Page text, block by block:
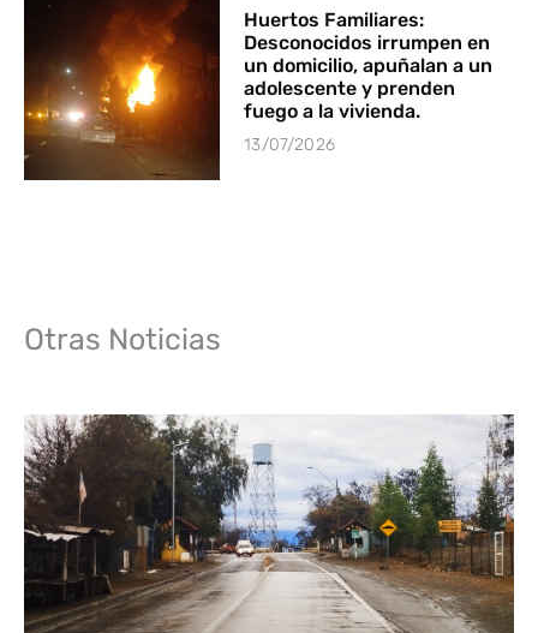
Huertos Familiares:
Desconocidos irrumpen en
un domicilio, apuñalan a un
adolescente y prenden
fuego a la vivienda.
13/07/2026
Otras Noticias